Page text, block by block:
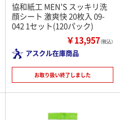
協和紙工 MEN'S スッキリ洗
顔シート 激爽快 20枚入 09-
042 1セット(120パック)
￥13,957（税込）
アスクル在庫商品
お取り扱い終了しました